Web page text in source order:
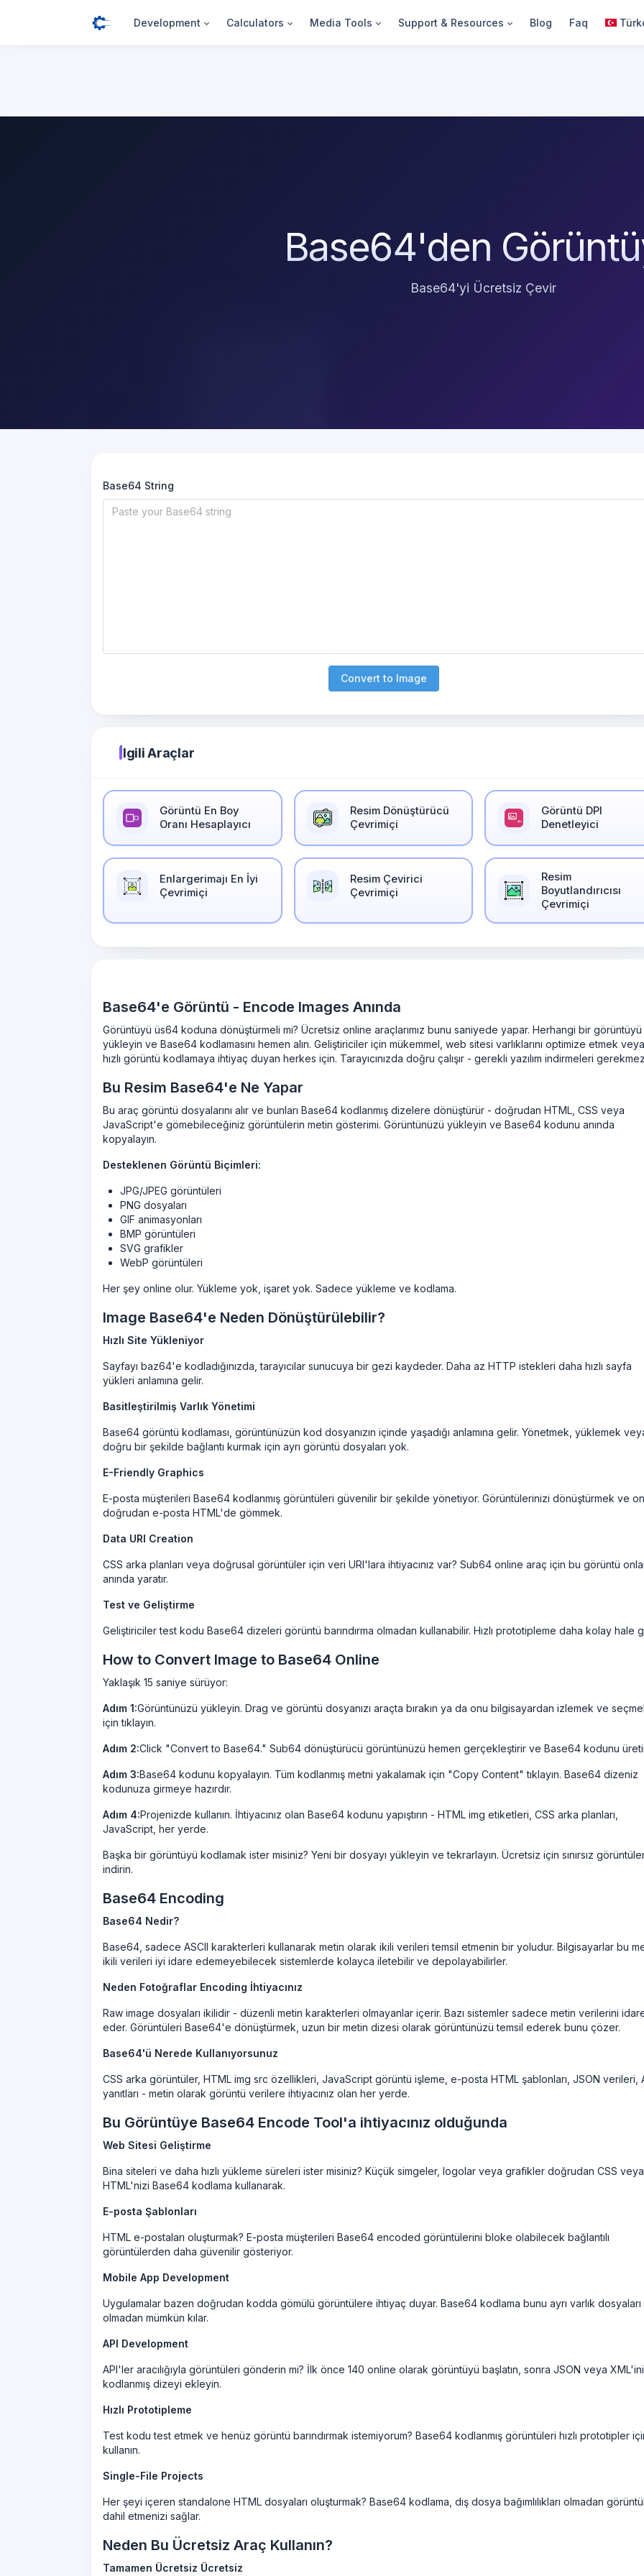
Development Calculators Media Tools Support & Resources Blog Faq
Base64'den
Base64'yi Ücretsiz Çevir
Base64 String
Convert to Image
İlgili Araçlar
Görüntü En Boy
Oranı Hesaplayıcı
Resim Dönüştürücü
Çevrimiçi
Görüntü DPI
Denetleyici
Enlargerimajı En İyi
Çevrimiçi
Resim Çevirici
Çevrimiçi
Resim
Boyutlandırıcısı
Çevrimiçi
Base64'e Görüntü - Encode Images Anında
Görüntüyü üs64 koduna dönüştürmeli mi? Ücretsiz online araçlarımız bunu saniyede yapar. Herhangi bir görüntüyü
yükleyin ve Base64 kodlamasını hemen alın. Geliştiriciler için mükemmel, web sitesi varlıklarını optimize etmek veya
hızlı görüntü kodlamaya ihtiyaç duyan herkes için. Tarayıcınızda doğru çalışır - gerekli yazılım indirmeleri
Bu Resim Base64'e Ne Yapar
Bu araç görüntü dosyalarını alır ve bunları Base64 kodlanmış dizelere dönüştürür - doğrudan HTML, CSS veya
JavaScript'e gömebileceğiniz görüntülerin metin gösterimi. Görüntünüzü yükleyin ve Base64 kodunu anında
kopyalayın.
Desteklenen Görüntü Biçimleri:
JPG/JPEG görüntüleri
PNG dosyaları
GIF animasyonları
BMP görüntüleri
SVG grafikler
WebP görüntüleri
Her şey online olur. Yükleme yok, işaret yok. Sadece yükleme ve kodlama.
Image Base64'e Neden Dönüştürülebilir?
Hızlı Site Yükleniyor
Sayfayı baz64'e kodladığınızda, tarayıcılar sunucuya bir gezi kaydeder. Daha az HTTP istekleri daha hızlı sayfa
yükleri anlamına gelir.
Basitleştirilmiş Varlık Yönetimi
Base64 görüntü kodlaması, görüntünüzün kod dosyanızın içinde yaşadığı anlamına gelir. Yönetmek, yüklemek
doğru bir şekilde bağlantı kurmak için ayrı görüntü dosyaları yok.
E-Friendly Graphics
E-posta müşterileri Base64 kodlanmış görüntüleri güvenilir bir şekilde yönetiyor. Görüntülerinizi dönüştürmek ve
doğrudan e-posta HTML'de gömmek.
Data URI Creation
CSS arka planları veya doğrusal görüntüler için veri URI'lara ihtiyacınız var? Sub64 online araç için bu görüntü
anında yaratır.
Test ve Geliştirme
Geliştiriciler test kodu Base64 dizeleri görüntü barındırma olmadan kullanabilir. Hızlı prototipleme daha kolay hale
How to Convert Image to Base64 Online
Yaklaşık 15 saniye sürüyor:
Adım 1:Görüntünüzü yükleyin. Drag ve görüntü dosyanızı araçta bırakın ya da onu bilgisayardan izlemek ve
için tıklayın.
Adım 2:Click "Convert to Base64." Sub64 dönüştürücü görüntünüzü hemen gerçekleştirir ve Base64 kodunu
Adım 3:Base64 kodunu kopyalayın. Tüm kodlanmış metni yakalamak için "Copy Content" tıklayın. Base64 dizeniz
kodunuza girmeye hazırdır.
Adım 4:Projenizde kullanın. İhtiyacınız olan Base64 kodunu yapıştırın - HTML img etiketleri, CSS arka planları,
JavaScript, her yerde.
Başka bir görüntüyü kodlamak ister misiniz? Yeni bir dosyayı yükleyin ve tekrarlayın. Ücretsiz için sınırsız
indirin.
Base64 Encoding
Base64 Nedir?
Base64, sadece ASCII karakterleri kullanarak metin olarak ikili verileri temsil etmenin bir yoludur. Bilgisayarlar bu
ikili verileri iyi idare edemeyebilecek sistemlerde kolayca iletebilir ve depolayabilirler.
Neden Fotoğraflar Encoding İhtiyacınız
Raw image dosyaları ikilidir - düzenli metin karakterleri olmayanlar içerir. Bazı sistemler sadece metin verilerini
eder. Görüntüleri Base64'e dönüştürmek, uzun bir metin dizesi olarak görüntünüzü temsil ederek bunu çözer.
Base64'ü Nerede Kullanıyorsunuz
CSS arka görüntüler, HTML img src özellikleri, JavaScript görüntü işleme, e-posta HTML şablonları, JSON verileri,
yanıtları - metin olarak görüntü verilere ihtiyacınız olan her yerde.
Bu Görüntüye Base64 Encode Tool'a ihtiyacınız olduğunda
Web Sitesi Geliştirme
Bina siteleri ve daha hızlı yükleme süreleri ister misiniz? Küçük simgeler, logolar veya grafikler doğrudan CSS veya
HTML'nizi Base64 kodlama kullanarak.
E-posta Şablonları
HTML e-postaları oluşturmak? E-posta müşterileri Base64 encoded görüntülerini bloke olabilecek bağlantılı
görüntülerden daha güvenilir gösteriyor.
Mobile App Development
Uygulamalar bazen doğrudan kodda gömülü görüntülere ihtiyaç duyar. Base64 kodlama bunu ayrı varlık dosyaları
olmadan mümkün kılar.
API Development
API'ler aracılığıyla görüntüleri gönderin mi? İlk önce 140 online olarak görüntüyü başlatın, sonra JSON veya
kodlanmış dizeyi ekleyin.
Hızlı Prototipleme
Test kodu test etmek ve henüz görüntü barındırmak istemiyorum? Base64 kodlanmış görüntüleri hızlı prototipler
kullanın.
Single-File Projects
Her şeyi içeren standalone HTML dosyaları oluşturmak? Base64 kodlama, dış dosya bağımlılıkları olmadan
dahil etmenizi sağlar.
Neden Bu Ücretsiz Araç Kullanın?
Tamamen Ücretsiz Ücretsiz